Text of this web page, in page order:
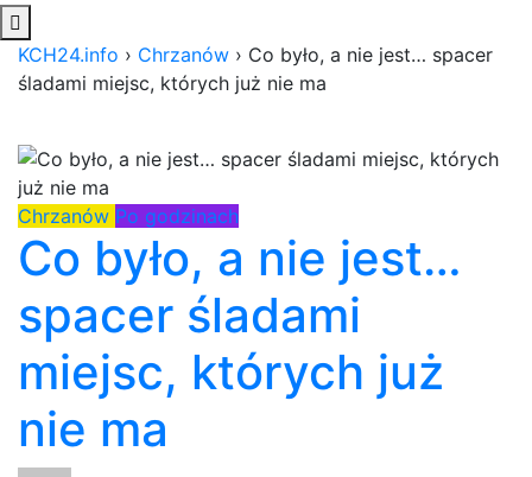
KCH24.info › Chrzanów › Co było, a nie jest… spacer
śladami miejsc, których już nie ma
Chrzanów Po godzinach
Co było, a nie jest…
spacer śladami
miejsc, których już
nie ma